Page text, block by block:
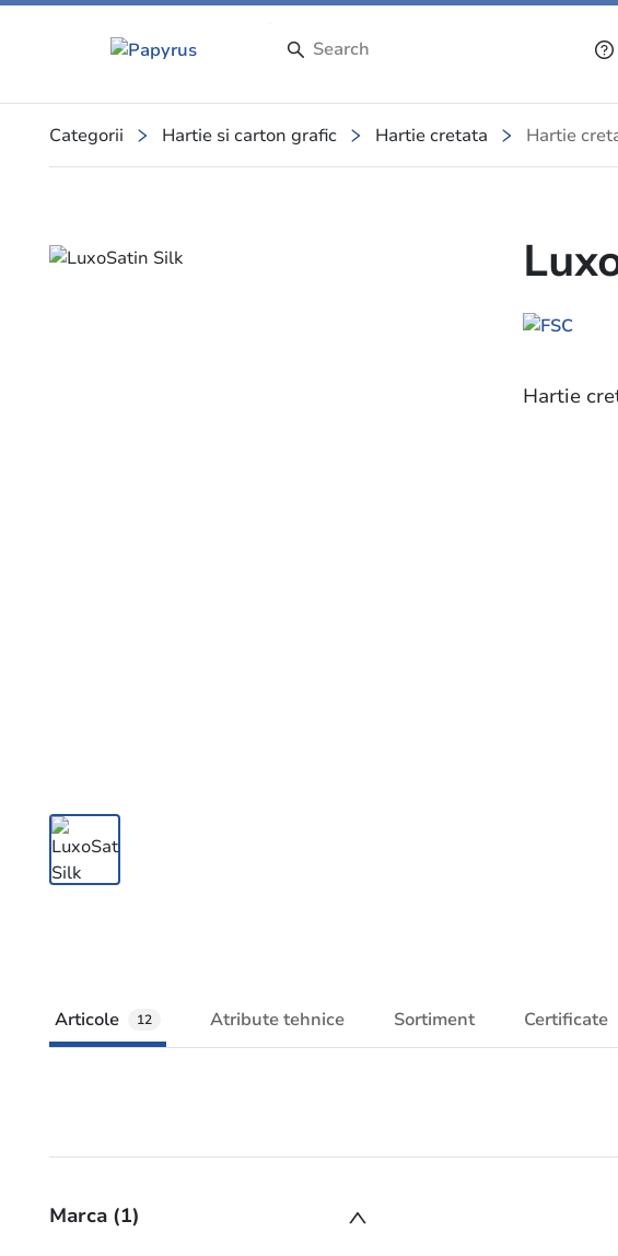
Categorii Hartie si carton grafic Hartie cretata Hartie
Slide 1 of 1
Hartie
Articole 12 Atribute tehnice Sortiment Certificate
Marca (1)